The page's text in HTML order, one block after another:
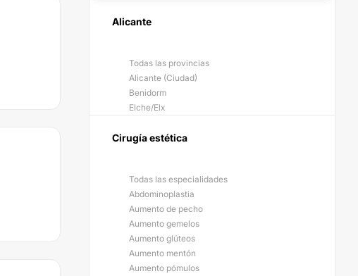
Alicante
Todas las provincias
Alicante (Ciudad)
Benidorm
Elche/Elx
Cirugía estética
Todas las especialidades
Abdominoplastia
Aumento de pecho
Aumento gemelos
Aumento glúteos
Aumento mentón
Aumento pómulos